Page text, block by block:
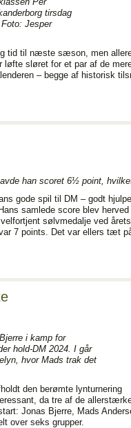
tirsdag
Jesper
tid til næste sæson, men
løfte sløret for et par af de
– begge af historisk
han scoret 6½ point,
gode spil til DM – godt
samlede score blev
sølvmedalje ved årets
7 points. Det var ellers tæt
i kamp for
hold-DM 2024. I går
hvor Mads trak det
den berømte lynturnering
da tre af de
Jonas Bjerre, Mads
over seks grupper.